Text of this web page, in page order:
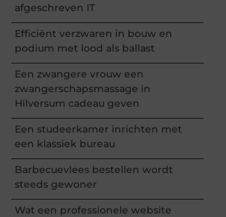
afgeschreven IT
Efficiënt verzwaren in bouw en
podium met lood als ballast
Een zwangere vrouw een
zwangerschapsmassage in
Hilversum cadeau geven
Een studeerkamer inrichten met
een klassiek bureau
Barbecuevlees bestellen wordt
steeds gewoner
Wat een professionele website